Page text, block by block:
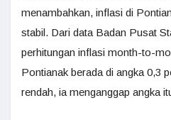
menambahkan, inflasi di
stabil. Dari data Badan Pusat
perhitungan inflasi month-to-
Pontianak berada di angka 0,3
rendah, ia menganggap angka